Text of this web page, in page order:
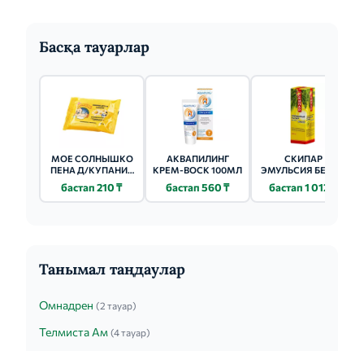
Басқа тауарлар
МОЕ СОЛНЫШКО
ПЕНА Д/КУПАНИЯ
400МЛ
бастап 210 ₸
АКВАПИЛИНГ
КРЕМ-ВОСК 100МЛ
бастап 560 ₸
СКИПАР
ЭМУЛЬСИЯ БЕЛАЯ
бастап 1 012 ₸
Танымал таңдаулар
Омнадрен (2 тауар)
Телмиста Ам (4 тауар)